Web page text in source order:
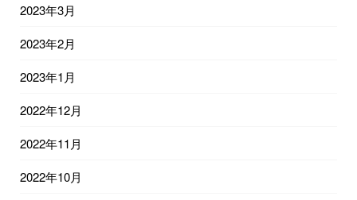
2023年3月
2023年2月
2023年1月
2022年12月
2022年11月
2022年10月